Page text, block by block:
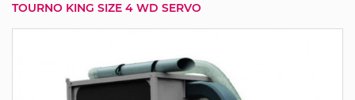
TOURNO KING SIZE 4 WD SERVO